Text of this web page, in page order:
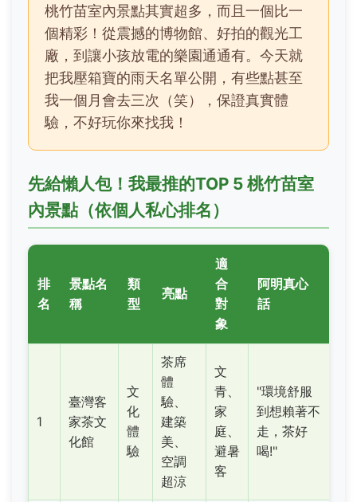
桃竹苗室內景點其實超多，而且一個比一
個精彩！從震撼的博物館、好拍的觀光工
廠，到讓小孩放電的樂園通通有。今天就
把我壓箱寶的雨天名單公開，有些點甚至
我一個月會去三次（笑），保證真實體
驗，不好玩你來找我！
先給懶人包！我最推的TOP 5 桃竹苗室
內景點（依個人私心排名）
排
名
景點名
稱
類
型
亮點
適
合
對
象
阿明真心
話
1
臺灣客
家茶文
化館
文
化
體
驗
茶席
體
驗、
建築
美、
空調
超涼
文
青、
家
庭、
避暑
客
"環境舒服
到想賴著不
走，茶好
喝!"